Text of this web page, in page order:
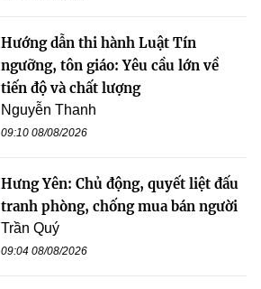
Hướng dẫn thi hành Luật Tín
ngưỡng, tôn giáo: Yêu cầu lớn về
tiến độ và chất lượng
Nguyễn Thanh
09:10 08/08/2026
Hưng Yên: Chủ động, quyết liệt đấu
tranh phòng, chống mua bán người
Trần Quý
09:04 08/08/2026